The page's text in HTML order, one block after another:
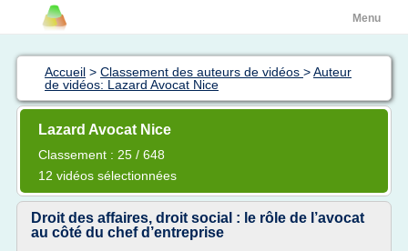
Menu
Accueil > Classement des auteurs de vidéos >Auteur
de vidéos: Lazard Avocat Nice
Lazard Avocat Nice
Classement : 25 / 648
12 vidéos sélectionnées
Droit des affaires, droit social : le rôle de l’avocat
au côté du chef d’entreprise